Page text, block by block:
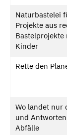
Naturbastelei
Projekte aus
Kinder
Rette den
Wo landet nur
und
Abfälle